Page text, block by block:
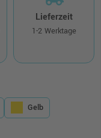
Lieferzeit
1-2 Werktage
Gelb